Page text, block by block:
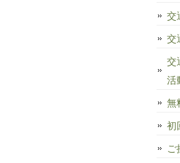
交
交
交
活
無
初
ご